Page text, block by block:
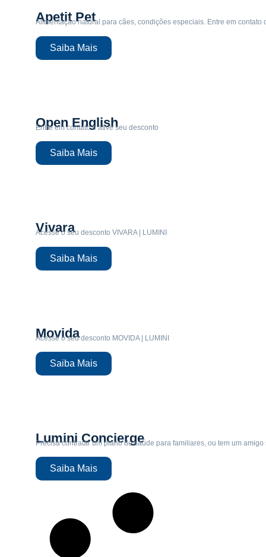
Apetit Pet
Alimentação natural para cães, condições especiais. Entre em contato
Saiba Mais
Open English
Entre em contato e ative seu desconto
Saiba Mais
Vivara
Acesse o seu desconto VIVARA | LUMINI
Saiba Mais
Movida
Acesse o seu desconto MOVIDA | LUMINI
Saiba Mais
Lumini Concierge
Precisa contratar um plano de saúde para familiares, ou tem um
Saiba Mais